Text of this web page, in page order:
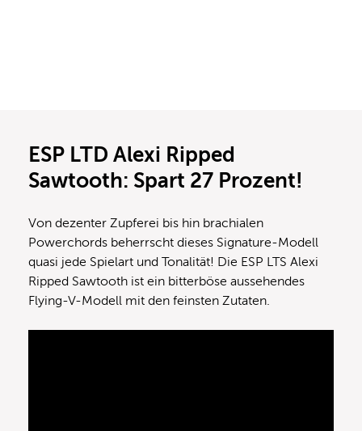
ESP LTD Alexi Ripped
Sawtooth: Spart 27 Prozent!
Von dezenter Zupferei bis hin brachialen
Powerchords beherrscht dieses Signature-Modell
quasi jede Spielart und Tonalität! Die ESP LTS Alexi
Ripped Sawtooth ist ein bitterböse aussehendes
Flying-V-Modell mit den feinsten Zutaten.